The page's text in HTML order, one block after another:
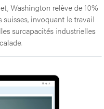
Washington relève de 10%
suisses, invoquant le travail
surcapacités industrielles